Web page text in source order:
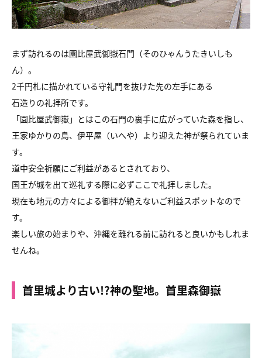
まず訪れるのは園比屋武御嶽石門（そのひゃんうたきいしも
ん）。
2千円札に描かれている守礼門を抜けた先の左手にある
石造りの礼拝所です。
「園比屋武御嶽」とはこの石門の裏手に広がっていた森を指し、
王家ゆかりの島、伊平屋（いへや）より迎えた神が祭られていま
す。
道中安全祈願にご利益があるとされており、
国王が城を出て巡礼する際に必ずここで礼拝しました。
現在も地元の方々による御拝が絶えないご利益スポットなので
す。
楽しい旅の始まりや、沖縄を離れる前に訪れると良いかもしれま
せんね。
首里城より古い!?神の聖地。首里森御嶽